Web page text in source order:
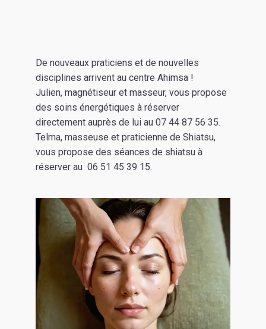
De nouveaux praticiens et de nouvelles
disciplines arrivent au centre Ahimsa !
Julien, magnétiseur et masseur, vous propose
des soins énergétiques à réserver
directement auprès de lui au 07 44 87 56 35.
Telma, masseuse et praticienne de Shiatsu,
vous propose des séances de shiatsu à
réserver au 06 51 45 39 15.